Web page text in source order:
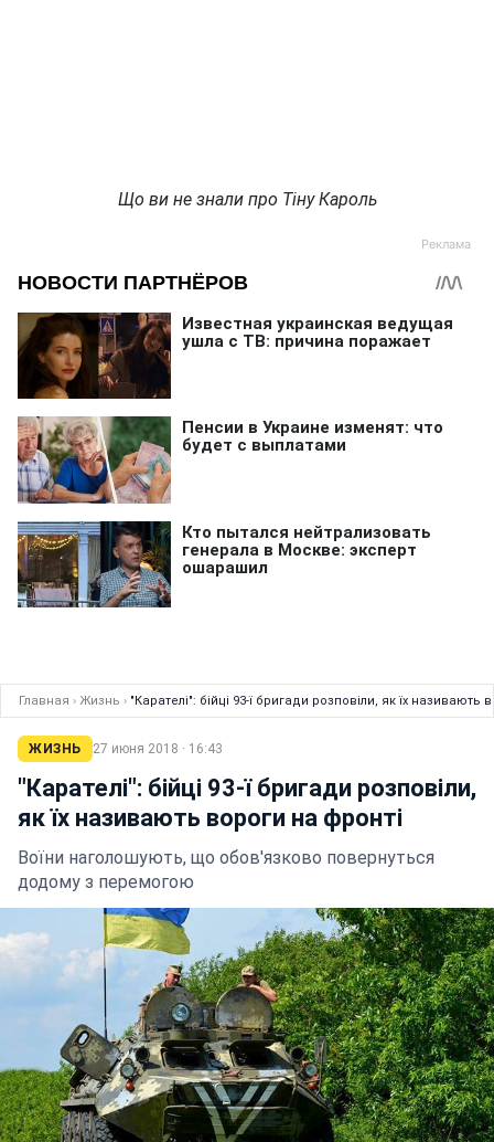
Що ви не знали про Тіну Кароль
Главная › Жизнь › "Карателі": бійці 93-ї бригади
ЖИЗНЬ 27 июня 2018 · 16:43
"Карателі": бійці 93-ї бригади розповіли,
як їх називають вороги на фронті
Воїни наголошують, що обов'язково повернуться
додому з перемогою